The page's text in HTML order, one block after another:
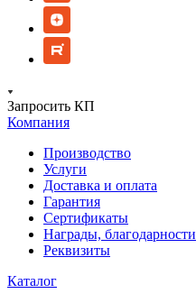
Запросить КП
Компания
Производство
Услуги
Доставка и оплата
Гарантия
Сертификаты
Награды, благодарности
Реквизиты
Каталог